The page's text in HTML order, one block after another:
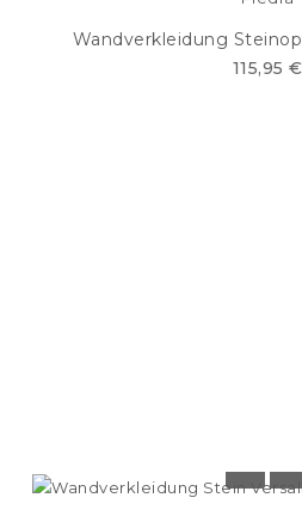
Wandverkleidung
115,95 €